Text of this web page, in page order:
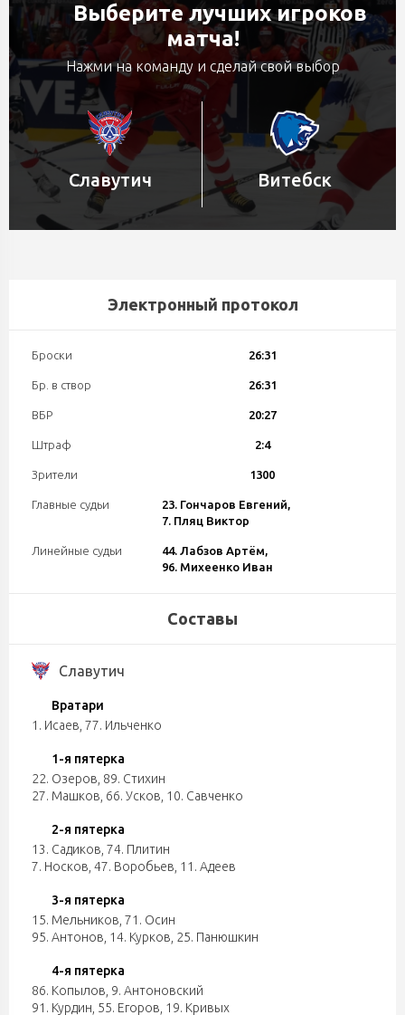
Выберите лучших игроков
матча!
Нажми на команду и сделай свой выбор
Славутич Витебск
Электронный протокол
Броски 26:31
Бр. в створ 26:31
ВБР 20:27
Штраф 2:4
Зрители 1300
Главные судьи
23. Гончаров Евгений,
7. Пляц Виктор
Линейные судьи
44. Лабзов Артём,
96. Михеенко Иван
Составы
Славутич
Вратари
1. Исаев 77. Ильченко
1-я пятерка
22. Озеров 89. Стихин
27. Машков 66. Усков 10. Савченко
2-я пятерка
13. Садиков 74. Плитин
7. Носков 47. Воробьев 11. Адеев
3-я пятерка
15. Мельников 71. Осин
95. Антонов 14. Курков 25. Панюшкин
4-я пятерка
86. Копылов 9. Антоновский
91. Курдин 55. Егоров 19. Кривых